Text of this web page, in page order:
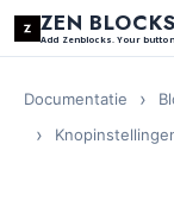
ZEN BLOCKS
Add Zenblocks. Your
Documentatie